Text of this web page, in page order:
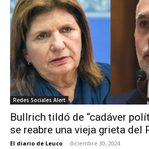
Redes Sociales Alert
Bullrich tildó de “cadáver
se reabre una vieja grieta del
El diario de Leuco - diciembre 30, 2024